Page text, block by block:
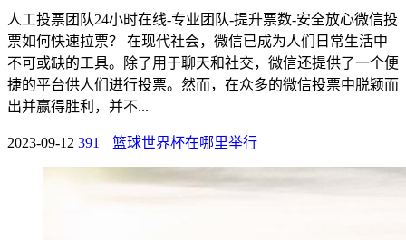
人工投票团队24小时在线-专业团队-提升票数-安全放心微信投
票如何快速拉票？ 在现代社会，微信已成为人们日常生活中
不可或缺的工具。除了用于聊天和社交，微信还提供了一个便
捷的平台供人们进行投票。然而，在众多的微信投票中脱颖而
出并赢得胜利，并不...
2023-09-12 391 篮球世界杯在哪里举行